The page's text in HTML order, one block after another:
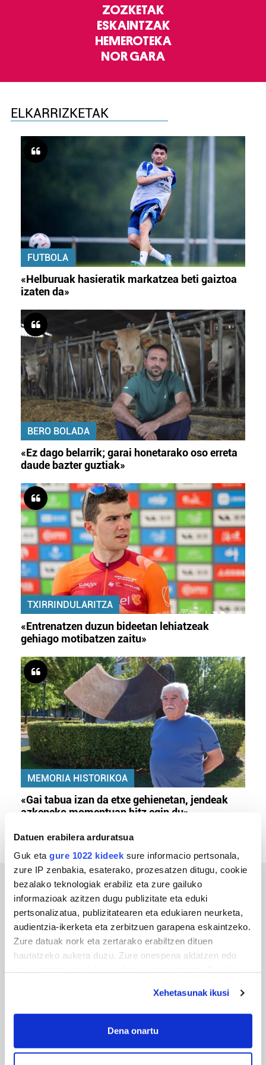
Datuen erabilera arduratsua
Guk eta gure 1022 kideek sure informacio pertsonala,
zure IP zenbakia, esaterako, prozesatzen ditugu, cookie
bezalako teknologiak erabiliz eta zure gailuko
informazioak azitzen dugu publizitate eta eduki
pertsonalizatua, publizitatearen eta edukiaren neurketa,
audientzia-ikerketa eta zerbitzuen garapena eskaintzeko.
Zure datuak nork eta zertarako erabiltzen dituen
hautatzeko aukera duzu. Zure onespena aldatzen edo
If you allow, we would also like to:
Collect information about your geographical
Xehetasunak ikusi
Dena onartu
ZOZKETAK
ESKAINTZAK
HEMEROTEKA
NOR GARA
ELKARRIZKETAK
FUTBOLA
«Helburuak hasieratik markatzea beti gaiztoa
izaten da»
BERO BOLADA
«Ez dago belarrik; garai honetarako oso erreta
daude bazter guztiak»
TXIRRINDULARITZA
«Entrenatzen duzun bideetan lehiatzeak
gehiago motibatzen zaitu»
MEMORIA HISTORIKOA
«Gai tabua izan da etxe gehienetan, jendeak
azkeneko momentuan hitz egin du»
ERREPORTAJEAK